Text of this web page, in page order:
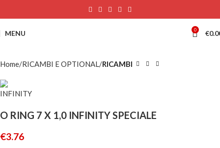
MENU 0 €
Home RICAMBI E OPTIONAL RICAMBI
O RING 7 X 1,0 INFINITY SPECIALE
€3.76